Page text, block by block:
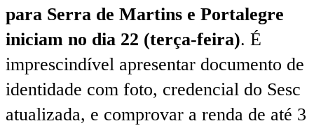
para Serra de Martins e Portalegre
iniciam no dia 22 (terça-feira). É
imprescindível apresentar documento de
identidade com foto, credencial do Sesc
atualizada, e comprovar a renda de até 3